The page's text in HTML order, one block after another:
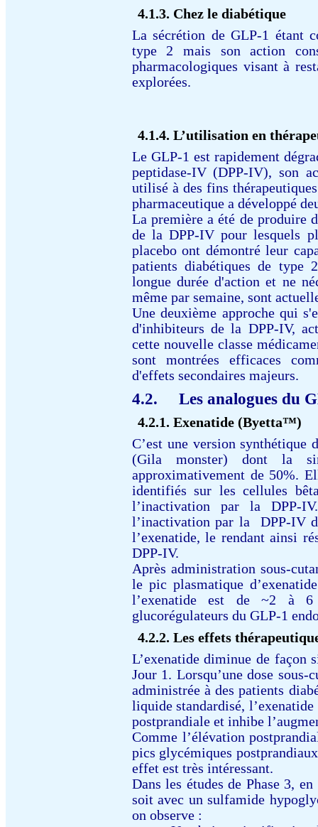
4.1.3. Chez le diabétique
La sécrétion de GLP-1 étant
type 2 mais son action
pharmacologiques visant à
explorées.
4.1.4. L’utilisation en
Le GLP-1 est rapidement
peptidase-ΙV (DPP-IV), son
utilisé à des fins
pharmaceutique a développé
La première a été de produire
de la DPP-IV pour lesquels
placebo ont démontré leur
patients diabétiques de type
longue durée d'action et ne
même par semaine, sont
Une deuxième approche qui
d'inhibiteurs de la DPP-IV,
cette nouvelle classe
sont montrées efficaces
d'effets secondaires majeurs.
4.2. Les analogues du
4.2.1. Exenatide (Byetta™)
C’est une version synthétique
(Gila monster) dont la
approximativement de 50%.
identifiés sur les cellules
l’inactivation par la DPP-
l’inactivation par la
DPP-IV
l’exenatide, le rendant ainsi
DPP-IV.
Après administration sous-
le pic plasmatique
l’exenatide est de ~2 à 6
glucorégulateurs du GLP-1
4.2.2. Les effets
L’exenatide diminue de façon
Jour 1. Lorsqu’une dose sous-
administrée à des patients
liquide standardisé,
postprandiale et inhibe
Comme l’élévation
pics glycémiques
effet est très intéressant.
Dans les études de Phase 3,
soit avec un sulfamide
on observe :